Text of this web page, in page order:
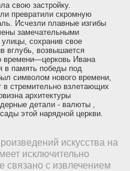
свою застройку.
превратили скромную
Исчезли плавные изгибы
замечательными
сохранив свое
вглубь, возвышается
времени—церковь Ивана
в память победы под
символом нового времени,
в стремительно взлетающих
архитектуры
детали - валюты ,
этой нарядной церкви.
искусства на
исключительно
с извлечением